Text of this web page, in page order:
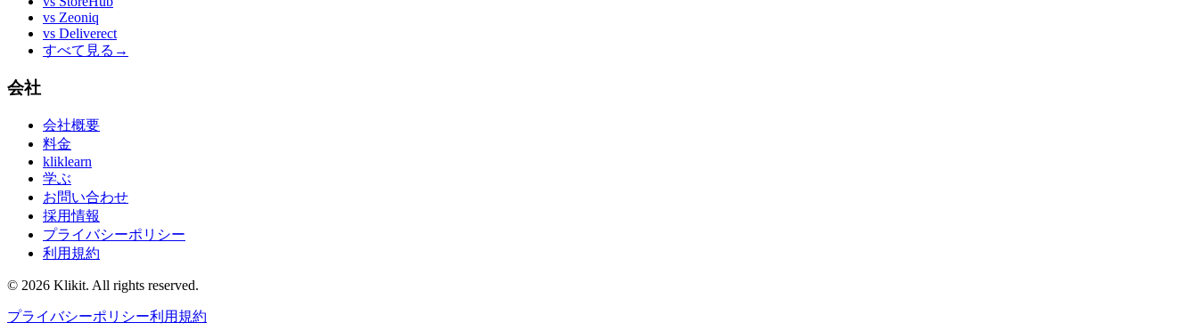
vs Zeoniq
vs Deliverect
すべて見る →
会社
会社概要
料金
kliklearn
学ぶ
お問い合わせ
採用情報
プライバシーポリシー
利用規約
© 2026 Klikit. All rights reserved.
プライバシーポリシー利用規約